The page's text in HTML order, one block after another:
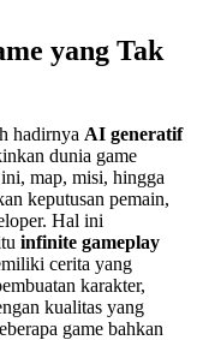
yang Tak
hadirnya AI generatif
dunia game
map, misi, hingga
keputusan pemain,
Hal ini
infinite gameplay
cerita yang
karakter,
kualitas yang
game bahkan